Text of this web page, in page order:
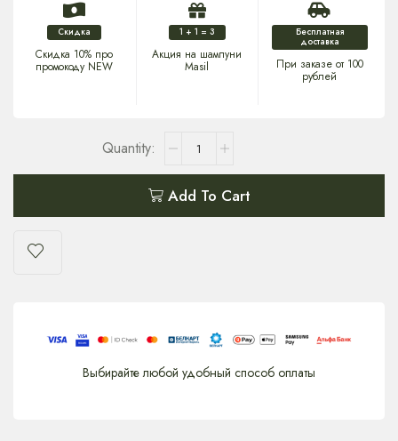
Скидка
Скидка 10% про
промокоду NEW
1 + 1 = 3
Акция на шампуни
Masil
Бесплатная
доставка
При заказе от 100
рублей
Add To Cart
Выбирайте любой удобный способ оплаты